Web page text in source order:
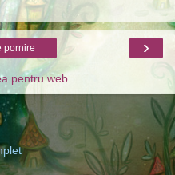
›
pornire
pentru web